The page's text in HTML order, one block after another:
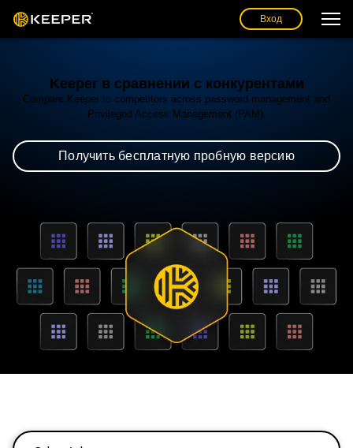
Вход
Keeper в сравнении с конкурентами
Compare Keeper to competitors across password management and
Privileged Access Management (PAM).
Получить бесплатную пробную версию